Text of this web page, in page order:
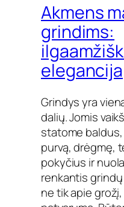
Akmens
grindims:
elegancija
Grindys yra
dalių. Jomis
statome
purvą, drėgmę,
pokyčius ir
renkantis
ne tik apie